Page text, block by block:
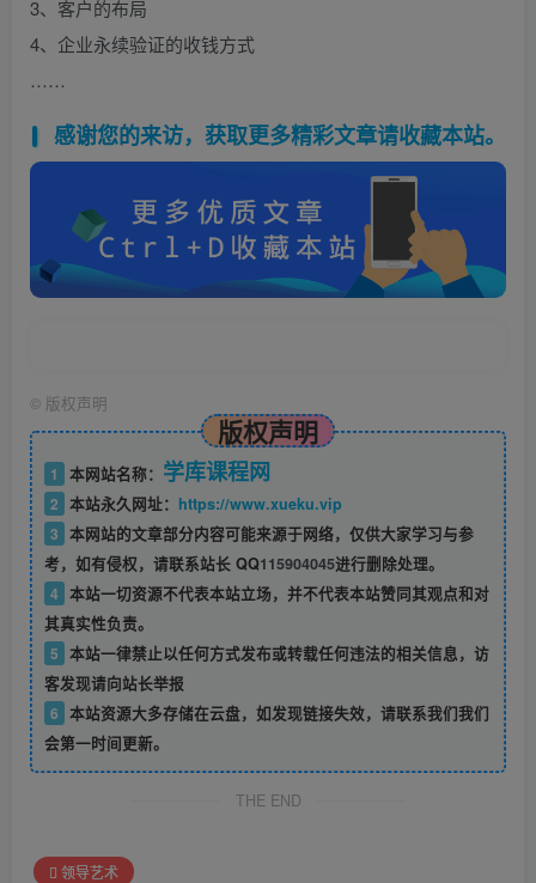
3、客户的布局
4、企业永续验证的收钱方式
……
感谢您的来访，获取更多精彩文章请收藏本站。
© 版权声明
版权声明
1 本网站名称： 学库课程网
2 本站永久网址： https://www.xueku.vip
3 本网站的文章部分内容可能来源于网络，仅供大家学习与参
考，如有侵权，请联系站长 QQ115904045进行删除处理。
4 本站一切资源不代表本站立场，并不代表本站赞同其观点和对
其真实性负责。
5 本站一律禁止以任何方式发布或转载任何违法的相关信息，访
客发现请向站长举报
6 本站资源大多存储在云盘，如发现链接失效，请联系我们我们
会第一时间更新。
THE END
领导艺术